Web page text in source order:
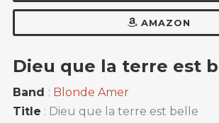
AMAZON
Dieu que la terre est
Band : Blonde Amer
Title : Dieu que la terre est belle